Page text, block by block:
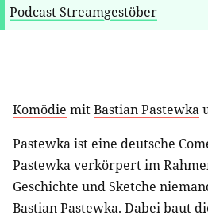
Podcast Streamgestöber
Komödie mitBastian Pastewka
Pastewka ist eine deutsche
Pastewka verkörpert im
Geschichte und Sketche
Bastian Pastewka. Dabei baut